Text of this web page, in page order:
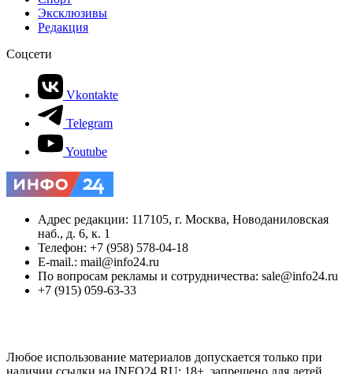
Эксклюзивы
Редакция
Соцсети
Vkontakte
Telegram
Youtube
Адрес редакции: 117105, г. Москва, Новоданиловская
наб., д. 6, к. 1
Телефон: +7 (958) 578-04-18
E-mail.: mail@info24.ru
По вопросам рекламы и сотрудничества: sale@info24.ru
+7 (915) 059-63-33
Любое использование материалов допускается только при
наличии ссылки на INFO24.RU; 18+, запрещено для детей.